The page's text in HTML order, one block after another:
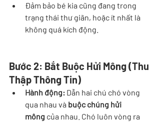
Đảm bảo bé kia cũng đang trong
trạng thái thư giãn, hoặc ít nhất là
không quá kích động.
Bước 2: Bắt Buộc Hửi Mông (Thu
Thập Thông Tin)
Hành động: Dẫn hai chú chó vòng
qua nhau và buộc chúng hửi
mông của nhau. Chó luôn vòng ra